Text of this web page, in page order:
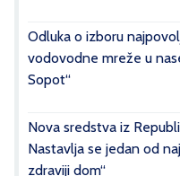
Odluka o izboru
vodovodne mreže u
Sopot“
Nova sredstva iz
Nastavlja se jedan od
zdraviji dom“